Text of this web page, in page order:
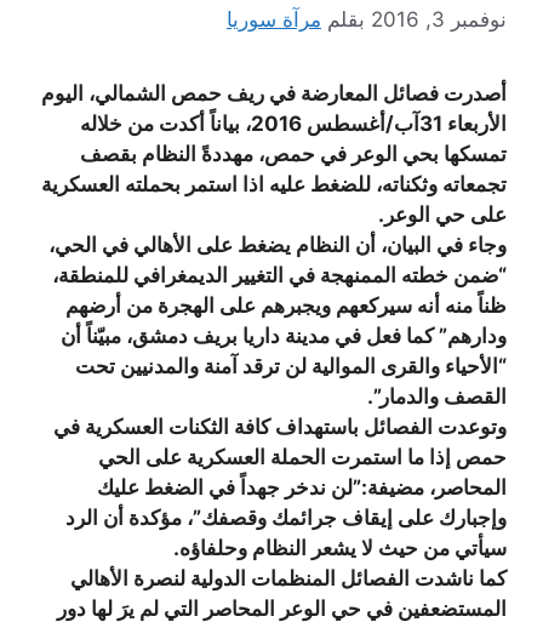
نوفمبر 3, 2016 بقلم مرآة سوريا
أصدرت فصائل المعارضة في ريف حمص الشمالي، اليوم
الأربعاء 31آب/أغسطس 2016، بياناً أكدت من خلاله
تمسكها بحي الوعر في حمص، مهددةً النظام بقصف
تجمعاته وثكناته، للضغط عليه اذا استمر بحملته العسكرية
على حي الوعر.
وجاء في البيان، أن النظام يضغط على الأهالي في الحي،
“ضمن خطته الممنهجة في التغيير الديمغرافي للمنطقة،
ظناً منه أنه سيركعهم ويجبرهم على الهجرة من أرضهم
ودارهم” كما فعل في مدينة داريا بريف دمشق، مبيّناً أن
“الأحياء والقرى الموالية لن ترقد آمنة والمدنيين تحت
القصف والدمار”.
وتوعدت الفصائل باستهداف كافة الثكنات العسكرية في
حمص إذا ما استمرت الحملة العسكرية على الحي
المحاصر، مضيفة:”لن ندخر جهداً في الضغط عليك
وإجبارك على إيقاف جرائمك وقصفك”، مؤكدة أن الرد
سيأتي من حيث لا يشعر النظام وحلفاؤه.
كما ناشدت الفصائل المنظمات الدولية لنصرة الأهالي
المستضعفين في حي الوعر المحاصر التي لم يرَ لها دور